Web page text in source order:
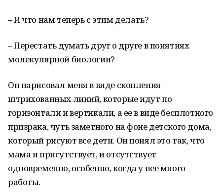
– И что нам теперь с этим делать?
– Перестать думать друг о друге в понятиях
молекулярной биологии?
Он нарисовал меня в виде скопления
штрихованных линий, которые идут по
горизонтали и вертикали, а ее в виде бесплотного
призрака, чуть заметного на фоне детского дома,
который рисуют все дети. Он понял это так, что
мама и присутствует, и отсутствует
одновременно, особенно, когда у нее много
работы.